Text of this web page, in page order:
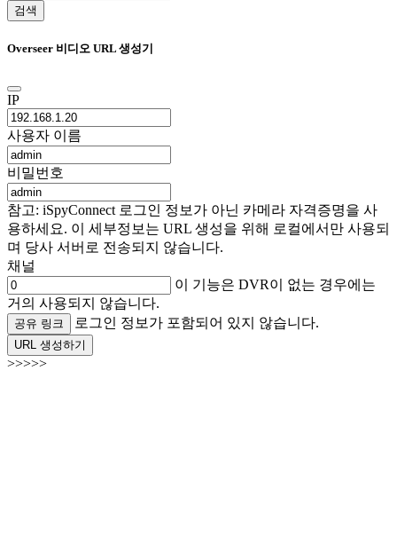
검색
Overseer 비디오 URL 생성기
IP
사용자 이름
비밀번호
참고: iSpyConnect 로그인 정보가 아닌 카메라 자격증명을 사
용하세요. 이 세부정보는 URL 생성을 위해 로컬에서만 사용되
며 당사 서버로 전송되지 않습니다.
채널
이 기능은 DVR이 없는 경우에는
거의 사용되지 않습니다.
공유 링크 로그인 정보가 포함되어 있지 않습니다.
URL 생성하기
>>>>>